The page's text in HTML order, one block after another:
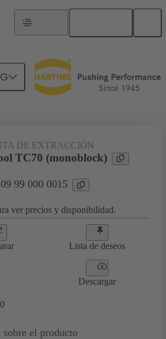
DE EXTRACCIÓN
TC70 (monoblock)
99 000 0015
ver precios y disponibilidad.
Lista de deseos
Descargar
0
sobre el producto